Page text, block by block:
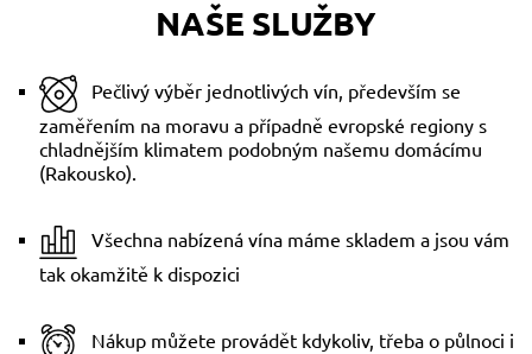
NAŠE SLUŽBY
Pečlivý výběr jednotlivých vín, především se
zaměřením na moravu a případně evropské regiony s
chladnějším klimatem podobným našemu domácímu
(Rakousko).
Všechna nabízená vína máme skladem a jsou vám
tak okamžitě k dispozici
Nákup můžete provádět kdykoliv, třeba o půlnoci i